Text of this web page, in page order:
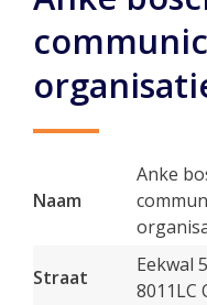
Naam
Anke
Straat
Eekwal
8011LC